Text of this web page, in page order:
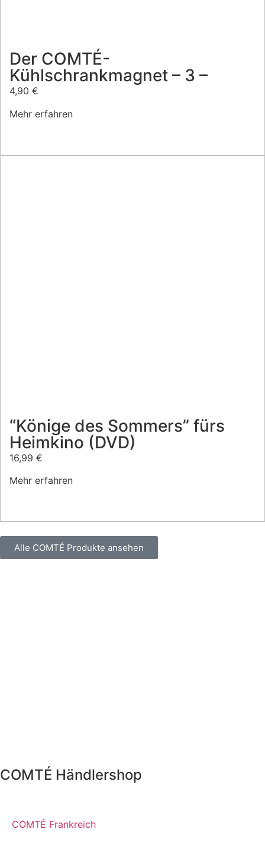
Der COMTÉ-
Kühlschrankmagnet – 3 –
4,90 €
Mehr erfahren
“Könige des Sommers” fürs
Heimkino (DVD)
16,99 €
Mehr erfahren
Alle COMTÉ Produkte ansehen
COMTÉ Händlershop
COMTÉ Frankreich